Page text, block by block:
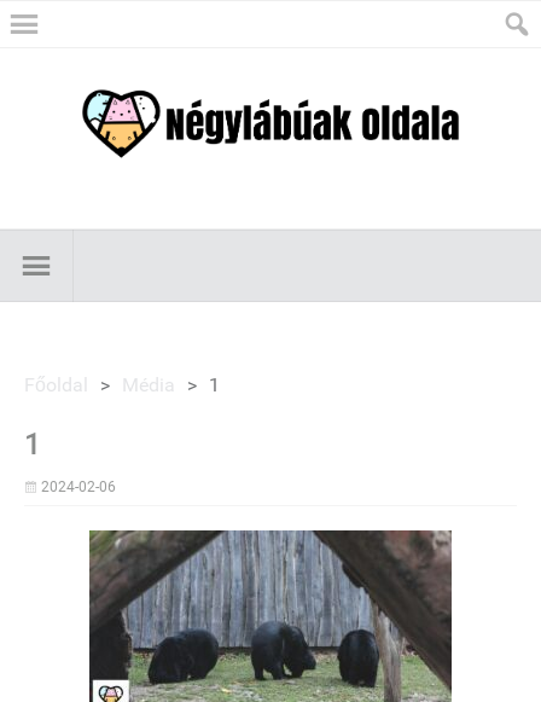
Főoldal > Média > 1
1
2024-02-06